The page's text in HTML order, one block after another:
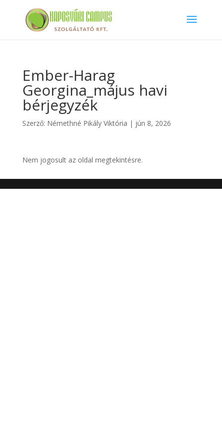
Ember-Harag
Georgina_május havi
bérjegyzék
Szerző: Némethné Pikály Viktória | jún 8, 2026
Nem jogosult az oldal megtekintésre.